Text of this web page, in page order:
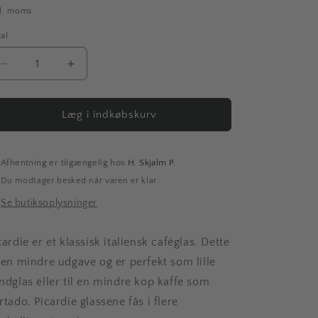
moms
Reducer
antallet
for
|
16
cl.
Øg
antallet
for
Picardie
|
16
cl.
Læg i indkøbskurv
Afhentning er tilgængelig hos H. Skjalm P.
Du modtager besked når varen er klar
Se butiksoplysninger
er et klassisk italiensk caféglas. Dette
mindre udgave og er perfekt som lille
eller til en mindre kop kaffe som
Picardie glassene fås i flere